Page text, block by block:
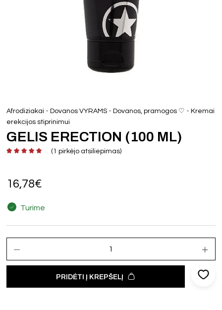
Afrodiziakai -Dovanos VYRAMS -Dovanos, pramogos ♡ -Kremai
erekcijos stiprinimui
GELIS ERECTION (100 ML)
( 1 pirkėjo atsiliepimas)
16,78€
Turime
PRIDĖTI Į KREPŠELĮ